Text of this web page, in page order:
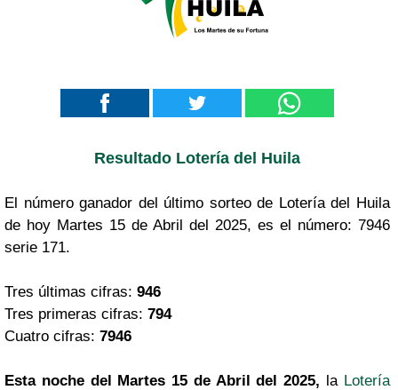
Resultado Lotería del Huila
El número ganador del último sorteo de Lotería del Huila
de hoy Martes 15 de Abril del 2025, es el número: 7946
serie 171.
Tres últimas cifras: 946
Tres primeras cifras: 794
Cuatro cifras: 7946
Esta noche del Martes 15 de Abril del 2025, la Lotería